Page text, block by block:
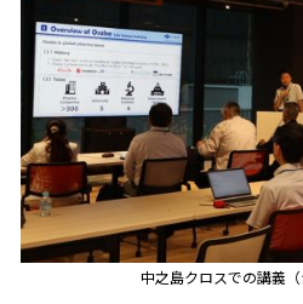
中之島クロスでの講義（